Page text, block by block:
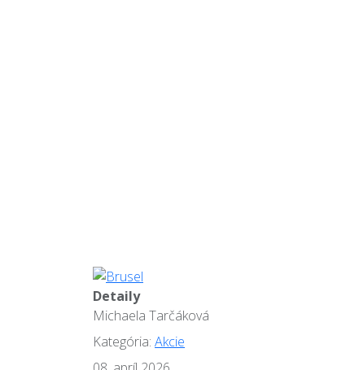
Detaily
Michaela Tarčáková
Kategória: Akcie